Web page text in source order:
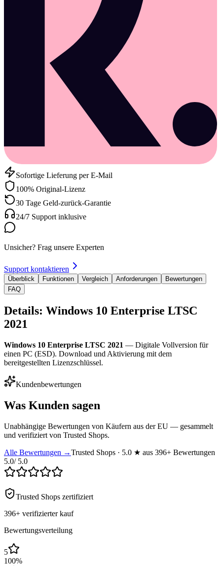
Sofortige Lieferung per E-Mail
100% Original-Lizenz
30 Tage Geld-zurück-Garantie
24/7 Support inklusive
Unsicher? Frag unsere Experten
Support kontaktieren
Überblick Funktionen Vergleich Anforderungen
Bewertungen
FAQ
Details: Windows 10 Enterprise LTSC
2021
Windows 10 Enterprise LTSC 2021 — Digitale Vollversion für
einen PC (ESD). Download und Aktivierung mit dem
bereitgestellten Lizenzschlüssel.
Kundenbewertungen
Was Kunden sagen
Unabhängige Bewertungen von Käufern aus der EU — gesammelt
und verifiziert von Trusted Shops.
Alle Bewertungen →Trusted Shops · 5.0 ★ aus 396+ Bewertungen
5.0/ 5.0
Trusted Shops zertifiziert
396+ verifizierter kauf
Bewertungsverteilung
5
100%